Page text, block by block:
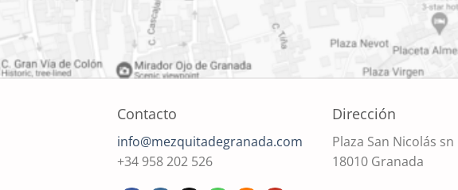
Contacto
info@mezquitadegranada.com
+34 958 202 526
Dirección
Plaza San Nicolás sn
18010 Granada